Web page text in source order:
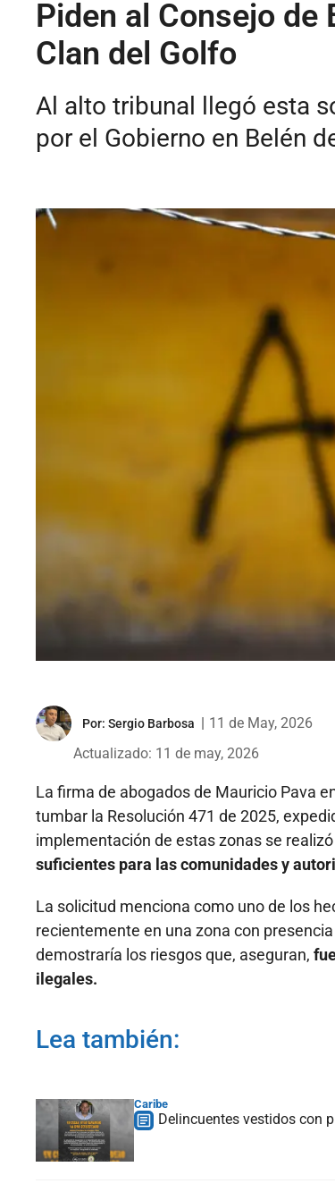
Piden al Consejo de
Clan del Golfo
Al alto tribunal llegó esta
por el Gobierno en Belén
Por: Sergio Barbosa
11 de May, 2026
Actualizado: 11 de may, 2026
La firma de abogados de Mauricio Pava
tumbar la Resolución 471 de 2025,
implementación de estas zonas se
suficientes para las comunidades y
La solicitud menciona como uno de los
recientemente en una zona con
demostraría los riesgos que, aseguran,
ilegales.
Lea también:
Caribe
Delincuentes vestidos con